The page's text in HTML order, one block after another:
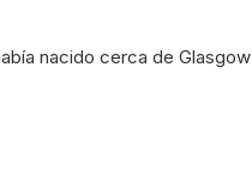
nacido cerca de Glasgow